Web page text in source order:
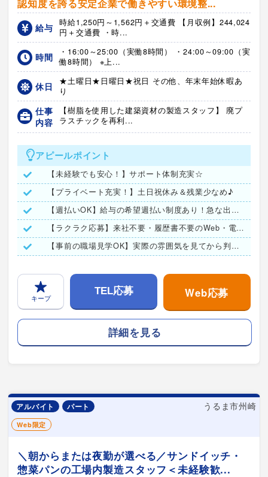
認知度を誇る安定企業で働きやすい環境整...
給与
時給1,250円～1,562円＋交通費 【月収例】244,024
円＋交通費 ・時...
時間
・16:00～25:00（実働8時間） ・24:00～09:00（実
働8時間） ※上...
休日
★土曜日★日曜日★祝日 その他、年末年始休暇あ
り
仕事
内容
【樹脂を使用した建築資材の製造スタッフ】 廃プ
ラスチックを再利...
アピールポイント
【未経験でも安心！】サポート体制充実☆
【プライベート充実！】土日祝休み＆残業少なめ♪
【週払いOK】給与の希望週払い制度あり！急な出費も安心★
【ラクラク応募】来社不要・履歴書不要のWeb・電話面接実施！
【事前の職場見学OK】実際の雰囲気を見てから判断できます◎
キープ
TEL応募 Web応募
詳細を見る
アルバイト パート うるま市州崎
Web限定
＼朝からまたは夜勤が選べる／サンドイッチ・
惣菜パンの工場内製造スタッフ＜未経験歓...